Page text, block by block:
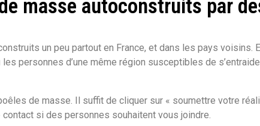
masse autoconstruits par
un peu partout en France, et dans les pays voisins.
personnes d’une même région susceptibles de
de masse. Il suffit de cliquer sur « soumettre votre
si des personnes souhaitent vous joindre.